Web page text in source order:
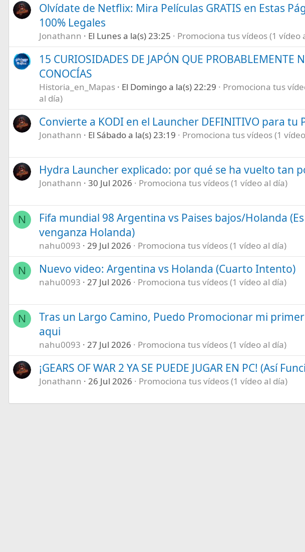
Olvídate de Netflix: Mira Películas GRATIS en Estas
100% Legales
Jonathann El Lunes a la(s) 23:25 Promociona tus vídeos (1 vídeo
15 CURIOSIDADES DE JAPÓN QUE PROBABLEMENTE
CONOCÍAS
Historia_en_Mapas El Domingo a la(s) 22:29
Promociona tus
al día)
Convierte a KODI en el Launcher DEFINITIVO para tu
Jonathann El Sábado a la(s) 23:19 Promociona tus vídeos (1
Hydra Launcher explicado: por qué se ha vuelto tan
Jonathann 30 Jul 2026 Promociona tus vídeos (1 vídeo al día)
N
Fifa mundial 98 Argentina vs Paises bajos/Holanda
venganza Holanda)
nahu0093 29 Jul 2026 Promociona tus vídeos (1 vídeo al día)
N Nuevo video: Argentina vs Holanda (Cuarto Intento)
nahu0093 27 Jul 2026 Promociona tus vídeos (1 vídeo al día)
N
Tras un Largo Camino, Puedo Promocionar mi
aqui
nahu0093 27 Jul 2026 Promociona tus vídeos (1 vídeo al día)
¡GEARS OF WAR 2 YA SE PUEDE JUGAR EN PC! (Así
Jonathann 26 Jul 2026 Promociona tus vídeos (1 vídeo al día)